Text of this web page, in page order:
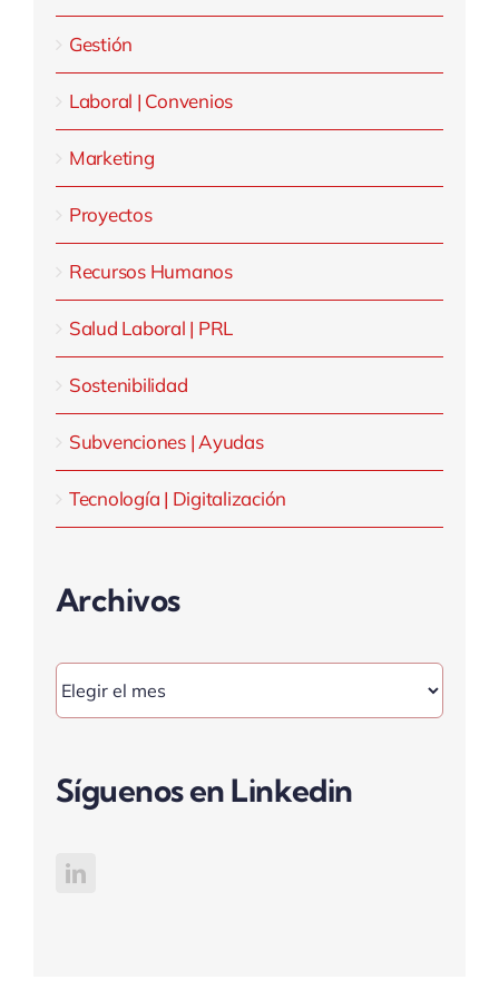
Gestión
Laboral | Convenios
Marketing
Proyectos
Recursos Humanos
Salud Laboral | PRL
Sostenibilidad
Subvenciones | Ayudas
Tecnología | Digitalización
Archivos
Síguenos en Linkedin